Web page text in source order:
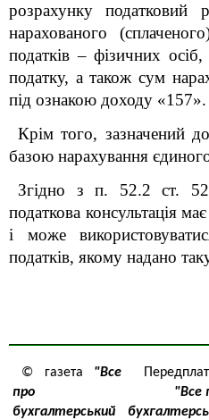
розрахункуподатковий
нарахованого
податків – фізичних
податку, а також сум
під ознакою доходу «157».
Крім того, зазначений
базою нарахування
Згідно з п. 52.2 ст. 52
податкова консультація
і може
податків, якому надано
© газета "Все
про
бухгалтерський
"Все